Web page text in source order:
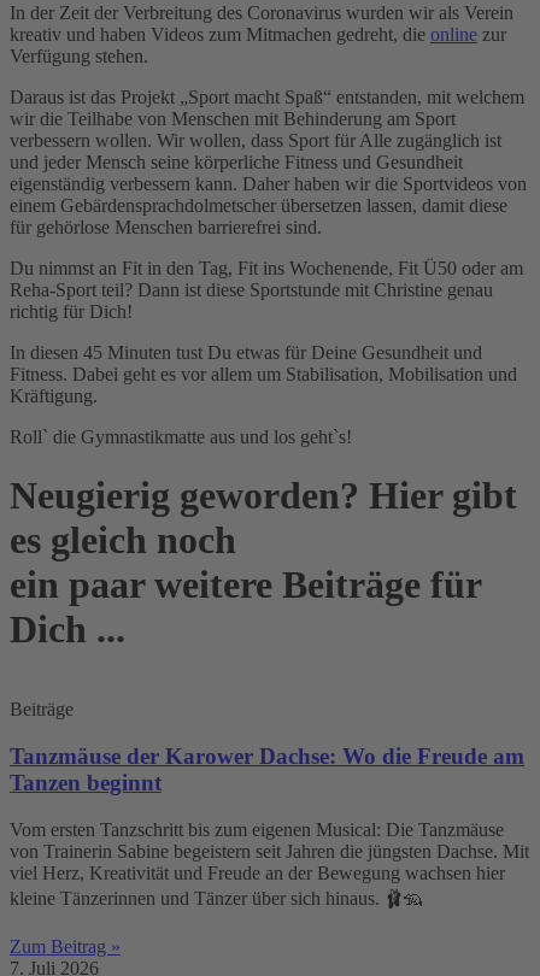
In der Zeit der Verbreitung des Coronavirus wurden wir als Verein
kreativ und haben Videos zum Mitmachen gedreht, die online zur
Verfügung stehen.
Daraus ist das Projekt „Sport macht Spaß“ entstanden, mit welchem
wir die Teilhabe von Menschen mit Behinderung am Sport
verbessern wollen. Wir wollen, dass Sport für Alle zugänglich ist
und jeder Mensch seine körperliche Fitness und Gesundheit
eigenständig verbessern kann. Daher haben wir die Sportvideos von
einem Gebärdensprachdolmetscher übersetzen lassen, damit diese
für gehörlose Menschen barrierefrei sind.
Du nimmst an Fit in den Tag, Fit ins Wochenende, Fit Ü50 oder am
Reha-Sport teil? Dann ist diese Sportstunde mit Christine genau
richtig für Dich!
In diesen 45 Minuten tust Du etwas für Deine Gesundheit und
Fitness. Dabei geht es vor allem um Stabilisation, Mobilisation und
Kräftigung.
Roll` die Gymnastikmatte aus und los geht`s!
Neugierig geworden? Hier gibt
es gleich noch
ein paar weitere Beiträge für
Dich ...
Beiträge
Tanzmäuse der Karower Dachse: Wo die Freude am
Tanzen beginnt
Vom ersten Tanzschritt bis zum eigenen Musical: Die Tanzmäuse
von Trainerin Sabine begeistern seit Jahren die jüngsten Dachse. Mit
viel Herz, Kreativität und Freude an der Bewegung wachsen hier
kleine Tänzerinnen und Tänzer über sich hinaus. 🩰🦡
Zum Beitrag »
7. Juli 2026